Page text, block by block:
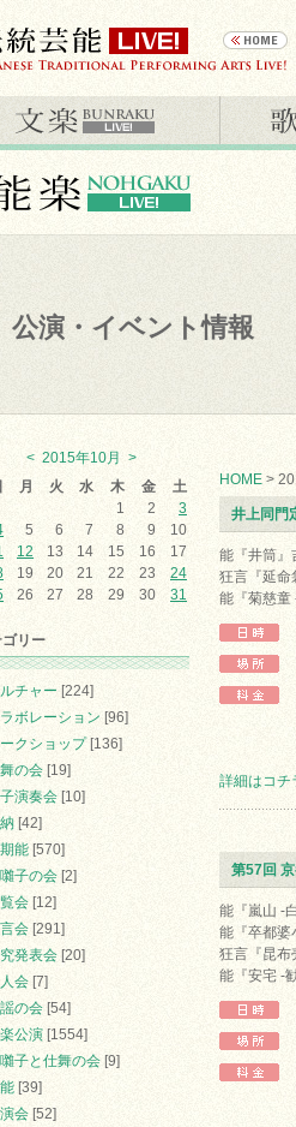
公演・イベント情報
HOME >
井上同門
能『井筒』
狂言『延命
能『菊慈童
詳細はコチ
第57回
能『嵐山 -
能『卒都婆
狂言『昆布
能『安宅 -
< 2015年10月
>
月 火 水 木 金
土
1
2
3
5 6 7 8 9
10
12 13 14 15 16
17
19 20 21 22 23
24
26 27 28 29 30 31
ゴリー
チャー [224]
ボレーション [96]
クショップ[136]
の会 [19]
演奏会 [10]
[42]
能 [570]
子の会 [2]
会 [12]
会 [291]
発表会 [20]
会 [7]
の会 [54]
公演 [1554]
子と仕舞の会 [9]
[39]
会 [52]